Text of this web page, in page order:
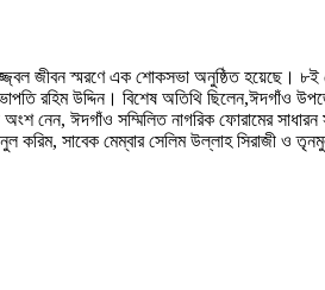
জীবন স্মরণে এক শোকসভা অনুষ্ঠিত হয়েছে। ৮ই
রহিম উদ্দিন। বিশেষ অতিথি ছিলেন,ঈদগাঁও
নেন, ঈদগাঁও সম্মিলিত নাগরিক ফোরামের
সাবেক মেম্বার সেলিম উল্লাহ সিরাজী ও তৃনমুল